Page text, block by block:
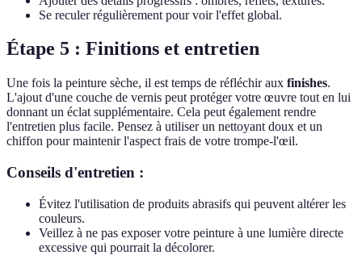
Se reculer régulièrement pour voir l'effet global.
Étape 5 : Finitions et entretien
Une fois la peinture sèche, il est temps de réfléchir aux finishes.
L'ajout d'une couche de vernis peut protéger votre œuvre tout en lui
donnant un éclat supplémentaire. Cela peut également rendre
l'entretien plus facile. Pensez à utiliser un nettoyant doux et un
chiffon pour maintenir l'aspect frais de votre trompe-l'œil.
Conseils d'entretien :
Évitez l'utilisation de produits abrasifs qui peuvent altérer les
couleurs.
Veillez à ne pas exposer votre peinture à une lumière directe
excessive qui pourrait la décolorer.